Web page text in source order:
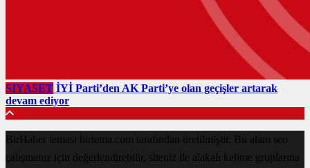
SIYASET İYİ Parti’den AK Parti’ye olan geçişler artarak
devam ediyor
BirHaber teması birtema.com tarafından üretilmiştir. Bu alanı seo
çalışmanız için değerlendirebilir, siteniz ile alakalı kelime gruplarına